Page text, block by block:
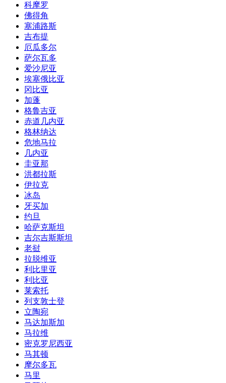
科摩罗
佛得角
塞浦路斯
吉布提
厄瓜多尔
萨尔瓦多
爱沙尼亚
埃塞俄比亚
冈比亚
加蓬
格鲁吉亚
赤道几内亚
格林纳达
危地马拉
几内亚
圭亚那
洪都拉斯
伊拉克
冰岛
牙买加
约旦
哈萨克斯坦
吉尔吉斯斯坦
老挝
拉脱维亚
利比里亚
利比亚
莱索托
列支敦士登
立陶宛
马达加斯加
马拉维
密克罗尼西亚
马其顿
摩尔多瓦
马里